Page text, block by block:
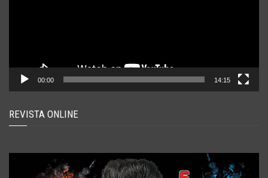
00:00 14:15
REVISTA ONLINE